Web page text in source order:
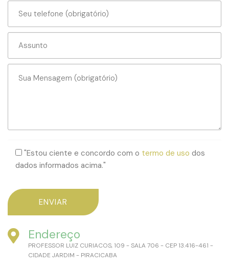
"Estou ciente e concordo com o termo de uso dos
dados informados acima."
Endereço
PROFESSOR LUIZ CURIACOS, 109 - SALA 706 - CEP 13.416-461 -
CIDADE JARDIM - PIRACICABA